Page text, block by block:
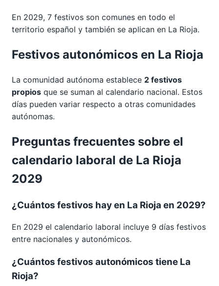
En 2029, 7 festivos son comunes en todo el
territorio español y también se aplican en La Rioja.
Festivos autonómicos en La Rioja
La comunidad autónoma establece 2 festivos
propios que se suman al calendario nacional. Estos
días pueden variar respecto a otras comunidades
autónomas.
Preguntas frecuentes sobre el
calendario laboral de La Rioja
2029
¿Cuántos festivos hay en La Rioja en 2029?
En 2029 el calendario laboral incluye 9 días festivos
entre nacionales y autonómicos.
¿Cuántos festivos autonómicos tiene La
Rioja?